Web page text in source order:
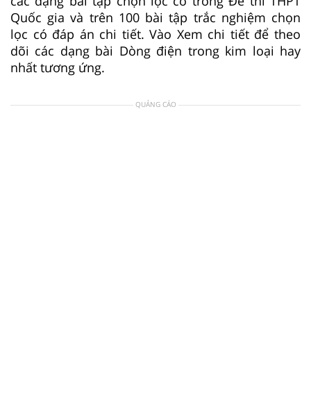
Quốc gia và trên 100 bài tập trắc nghiệm chọn
lọc có đáp án chi tiết. Vào Xem chi tiết để theo
dõi các dạng bài Dòng điện trong kim loại hay
nhất tương ứng.
QUẢNG CÁO